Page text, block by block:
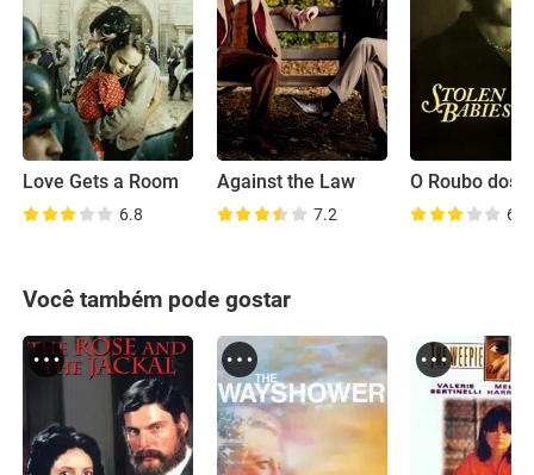
Love Gets a Room
6.8
Against the Law
7.2
O Roubo dos
6.3
Você também pode gostar